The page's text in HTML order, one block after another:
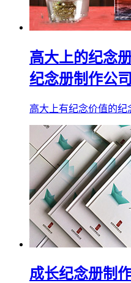
高大上的纪念
纪念册制作公
高大上有纪念价值的纪
成长纪念册制